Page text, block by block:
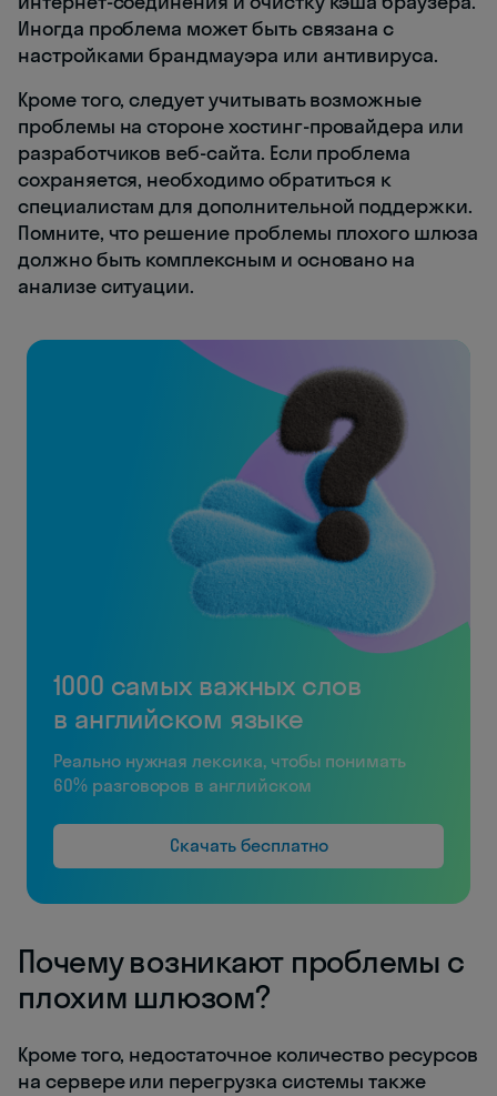
Иногда проблема может быть связана с
настройками брандмауэра или антивируса.
Кроме того, следует учитывать возможные
проблемы на стороне хостинг-провайдера или
разработчиков веб-сайта. Если проблема
сохраняется, необходимо обратиться к
специалистам для дополнительной поддержки.
Помните, что решение проблемы плохого шлюза
должно быть комплексным и основано на
анализе ситуации.
1000 самых важных слов
в английском языке
Реально нужная лексика, чтобы понимать
60% разговоров в английском
Скачать бесплатно
Почему возникают проблемы с
плохим шлюзом?
Кроме того, недостаточное количество ресурсов
на сервере или перегрузка системы также